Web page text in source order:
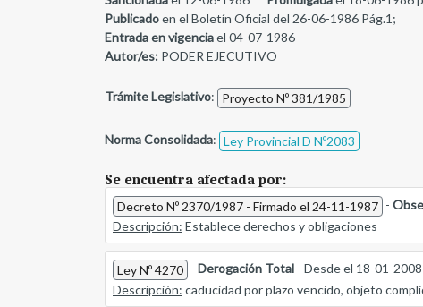
Publicadoen el Boletín Oficial del 26-06-1986 Pág.1;
Entrada en vigenciael 04-07-1986
Autor/es: PODER EJECUTIVO
Trámite Legislativo: Proyecto Nº 381/1985
Norma Consolidada: Ley Provincial D Nº2083
Se encuentra afectada por:
Decreto Nº 2370/1987 - Firmado el 24-11-1987 -
Descripción: Establece derechos y obligaciones
Ley Nº 4270 - Derogación Total - Desde el 18-01-2008
Descripción: caducidad por plazo vencido, objeto